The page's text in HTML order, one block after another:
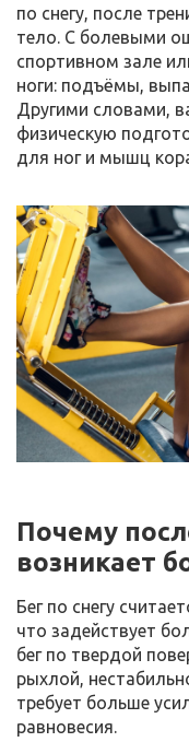
по снегу, после
тело. С болевыми
спортивном зале
ноги: подъёмы,
Другими словами,
физическую
для ног и мышц
Почему
возникает
Бег по снегу
что задействует
бег по твердой
рыхлой,
требует больше
равновесия.